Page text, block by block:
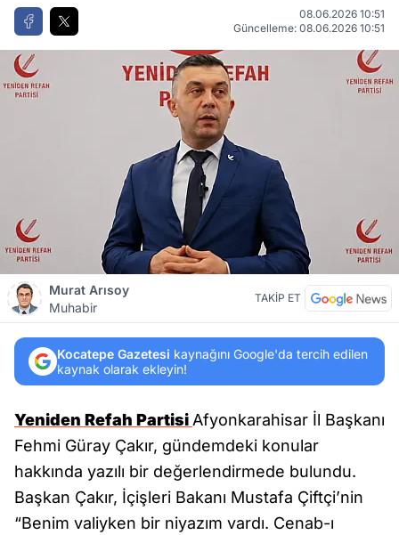
08.06.2026 10:51
Güncelleme: 08.06.2026 10:51
Murat Arısoy
Muhabir
TAKİP ET
Kocatepe Gazetesi kaynağını Google'da tercih edilen
kaynak olarak ekleyin!
Yeniden Refah Partisi Afyonkarahisar İl Başkanı
Fehmi Güray Çakır, gündemdeki konular
hakkında yazılı bir değerlendirmede bulundu.
Başkan Çakır, İçişleri Bakanı Mustafa Çiftçi’nin
“Benim valiyken bir niyazım vardı. Cenab-ı